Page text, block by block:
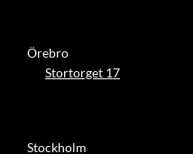
Örebro
Stortorget 17
Stockholm